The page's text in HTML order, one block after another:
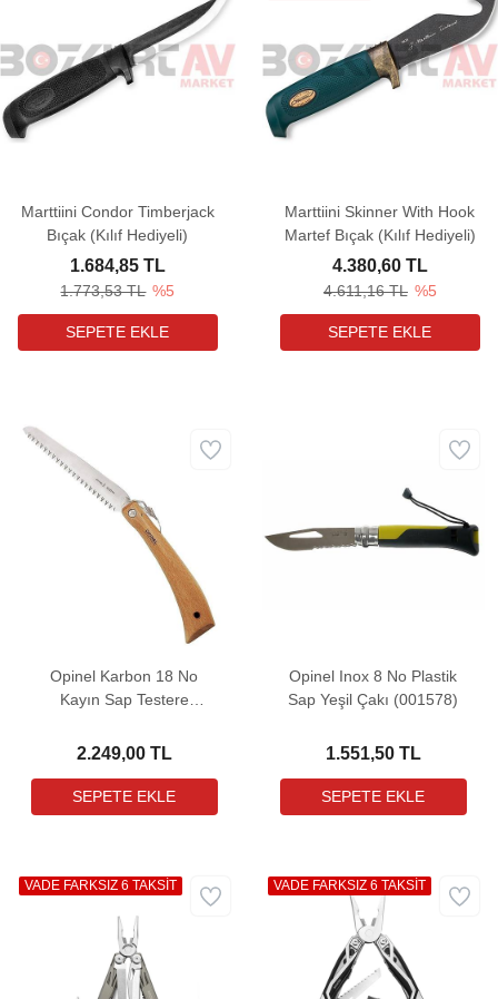
Marttiini Condor Timberjack
Bıçak (Kılıf Hediyeli)
1.773,53 TL %5
1.684,85 TL
Marttiini Skinner With Hook
Martef Bıçak (Kılıf Hediyeli)
4.611,16 TL %5
4.380,60 TL
Opinel Karbon 18 No
Kayın Sap Testere
2.249,00 TL
Opinel Inox 8 No Plastik
Sap Yeşil Çakı (001578)
1.551,50 TL
VADE FARKSIZ 6 TAKSİT VADE FARKSIZ 6 TAKSİT